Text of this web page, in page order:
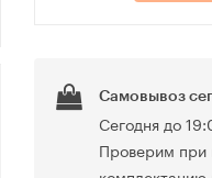
Самовывоз
Сегодня до
Проверим при